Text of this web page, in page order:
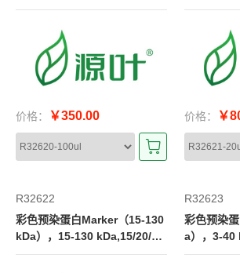
0/25/35/48/63/75/100/135/18
价格： ￥350.00
0/95/130/
价格： ￥
R32622
彩色预染蛋白Marker（15-130
kDa），15-130 kDa,15/20/25/
35/50/70/100/130 kDa
R32623
彩色预染
a），3-40
5/20/25/